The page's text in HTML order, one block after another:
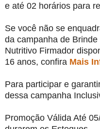
e até 02 horários para
Se você não se
da campanha de
Nutritivo Firmador
16 anos, confira Mais
Para participar e
dessa campanha
Promoção Válida Até